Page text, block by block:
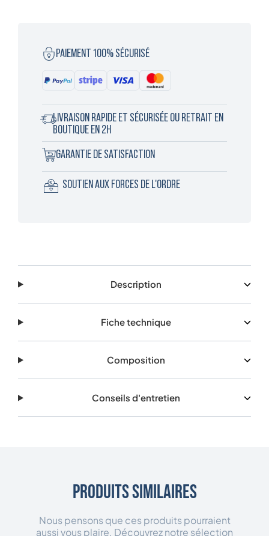
PAIEMENT 100% SÉCURISÉ
LIVRAISON RAPIDE ET SÉCURISÉE OU RETRAIT EN
BOUTIQUE EN 2H
GARANTIE DE SATISFACTION
SOUTIEN AUX FORCES DE L'ORDRE
Description
Fiche technique
Composition
Conseils d'entretien
Produits similaires
Nous pensons que ces produits pourraient
aussi vous plaire. Découvrez notre sélection